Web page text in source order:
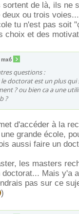
sortent de là, ils ne
ou trois
tu n'est pas soit
choix et des
mx6
questions :
doctorat est un plus qui
? ou bien ca a une
?
d'accéder à la
grande école,
aussi faire un
les masters
doctorat... Mais y'a
pas sur ce
)